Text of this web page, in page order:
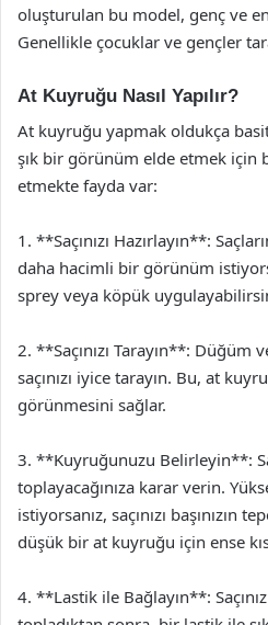
oluşturulan bu model, genç ve
Genellikle çocuklar ve gençler
At Kuyruğu Nasıl Yapılır?
At kuyruğu yapmak oldukça
şık bir görünüm elde etmek için
etmekte fayda var:
1. **Saçınızı Hazırlayın**:
daha hacimli bir görünüm
sprey veya köpük
2. **Saçınızı Tarayın**: Düğüm
saçınızı iyice tarayın. Bu, at
görünmesini sağlar.
3. **Kuyruğunuzu Belirleyin**:
toplayacağınıza karar verin.
istiyorsanız, saçınızı başınızın
düşük bir at kuyruğu için ense
4. **Lastik ile Bağlayın**: